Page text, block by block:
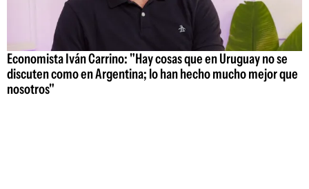
Economista Iván Carrino: "Hay cosas que en Uruguay no se
discuten como en Argentina; lo han hecho mucho mejor que
nosotros"